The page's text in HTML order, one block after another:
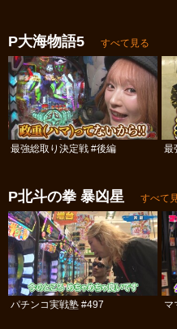
P大海物語5 すべて見る
最強総取り決定戦 #後編 最
P北斗の拳 暴凶星 すべて
パチンコ実戦塾 #497 マ